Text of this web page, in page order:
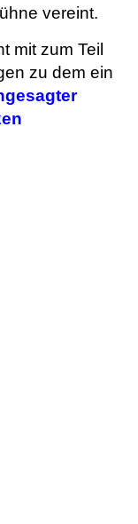
vereint.
mit zum Teil
zu dem ein